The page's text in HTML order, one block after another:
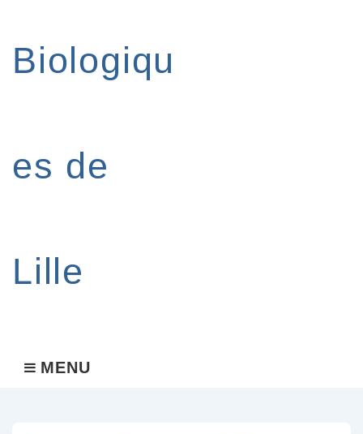
Biologiqu
es de
Lille
MENU